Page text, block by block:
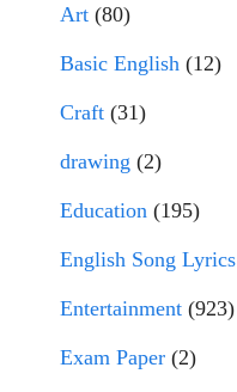
Art (80)
Basic English (12)
Craft (31)
drawing (2)
Education (195)
English Song Lyrics
Entertainment (923)
Exam Paper (2)